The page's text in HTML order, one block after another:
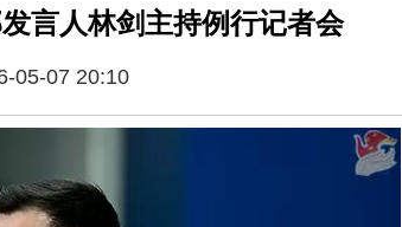
言人林剑主持例行记者会
05-07 20:10